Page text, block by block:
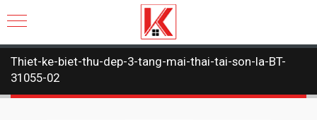
Thiet-ke-biet-thu-dep-3-tang-mai-thai-tai-son-la-BT-
31055-02